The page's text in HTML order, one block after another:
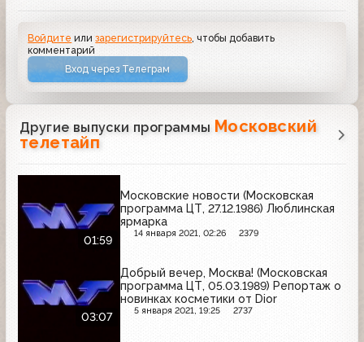
Войдите илизарегистрируйтесь , чтобы добавить
комментарий
Вход через Телеграм
Другие выпуски программы Московский
телетайп
01:59
Московские новости (Московская
программа ЦТ, 27.12.1986) Люблинская
ярмарка
14 января 2021, 02:26 2379
03:07
Добрый вечер, Москва! (Московская
программа ЦТ, 05.03.1989) Репортаж о
новинках косметики от Dior
5 января 2021, 19:25 2737